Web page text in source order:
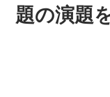
題の演題